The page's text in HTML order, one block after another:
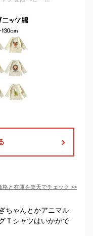
格と在庫を楽天でチェック >>
ちゃんとかアニマル
Ｔシャツはいかがで